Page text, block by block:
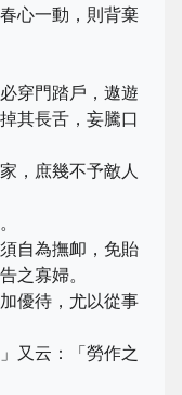
心一動，則背棄
穿門踏戶，遨遊
其長舌，妄騰口
，庶幾不予敵人
自為撫卹，免貽
之寡婦。
優待，尤以從事
又云：「勞作之